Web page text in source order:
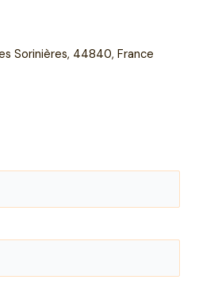
Sorinières, 44840, France